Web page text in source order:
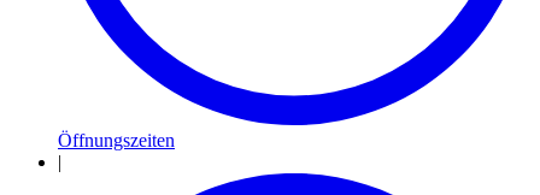
Öffnungszeiten
|